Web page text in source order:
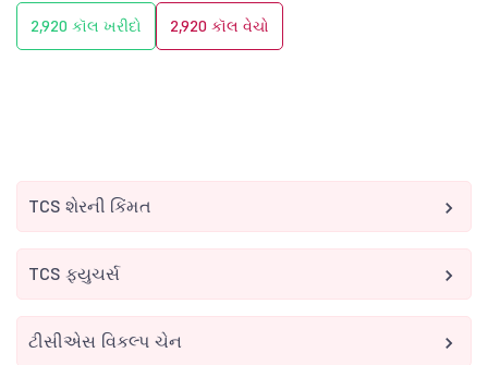
2,920 કૉલ ખરીદો 2,920 કૉલ વેચો
TCS શેરની કિંમત
TCS ફ્યુચર્સ
ટીસીએસ વિકલ્પ ચેન